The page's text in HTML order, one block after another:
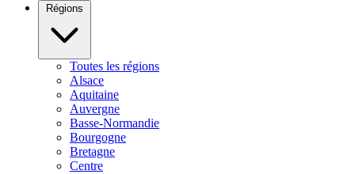
Régions
Toutes les régions
Alsace
Aquitaine
Auvergne
Basse-Normandie
Bourgogne
Bretagne
Centre